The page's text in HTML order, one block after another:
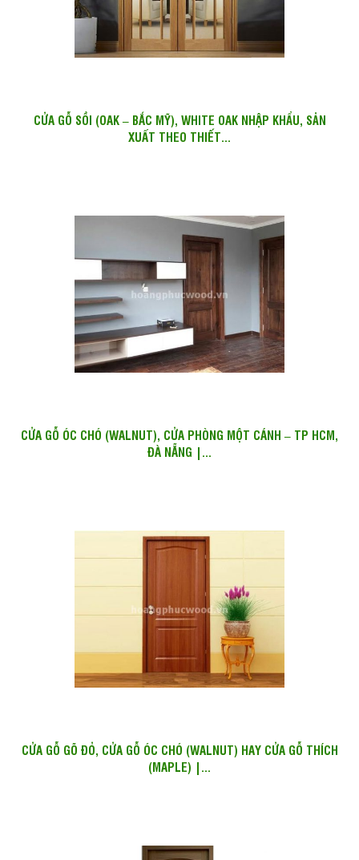
CỬA GỖ SỒI (OAK – BẮC MỸ), WHITE OAK NHẬP KHẨU, SẢN
XUẤT THEO THIẾT...
CỬA GỖ ÓC CHÓ (WALNUT), CỬA PHÒNG MỘT CÁNH – TP HCM,
ĐÀ NẴNG |...
CỬA GỖ GÕ ĐỎ, CỬA GỖ ÓC CHÓ (WALNUT) HAY CỬA GỖ THÍCH
(MAPLE) |...